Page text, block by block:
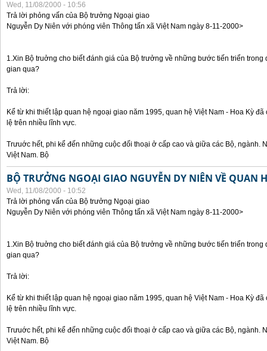
Wed, 11/08/2000 - 10:56
Trả lời phỏng vấn của Bộ trưởng Ngoại giao
Nguyễn Dy Niên với phóng viên Thông tấn xã Việt Nam ngày 8-11-2000>
1.Xin Bộ truởng cho biết đánh giá của Bộ trưởng về những bước tiến triển trong
gian qua?
Trả lời:
Kể từ khi thiết lập quan hệ ngoại giao năm 1995, quan hệ Việt Nam - Hoa Kỳ
lệ trên nhiều lĩnh vực.
Trưuớc hết, phi kể đến những cuộc đối thoại ở cấp cao và giữa các Bộ, ngành.
Việt Nam. Bộ
BỘ TRƯỞNG NGOẠI GIAO NGUYỄN DY NIÊN VỀ QUAN
Wed, 11/08/2000 - 10:52
Trả lời phỏng vấn của Bộ trưởng Ngoại giao
Nguyễn Dy Niên với phóng viên Thông tấn xã Việt Nam ngày 8-11-2000>
1.Xin Bộ truởng cho biết đánh giá của Bộ trưởng về những bước tiến triển trong
gian qua?
Trả lời:
Kể từ khi thiết lập quan hệ ngoại giao năm 1995, quan hệ Việt Nam - Hoa Kỳ
lệ trên nhiều lĩnh vực.
Trưuớc hết, phi kể đến những cuộc đối thoại ở cấp cao và giữa các Bộ, ngành.
Việt Nam. Bộ